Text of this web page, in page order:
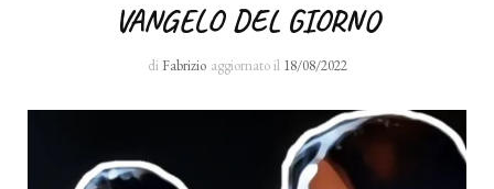
VANGELO DEL GIORNO
di Fabrizio aggiornato il 18/08/2022